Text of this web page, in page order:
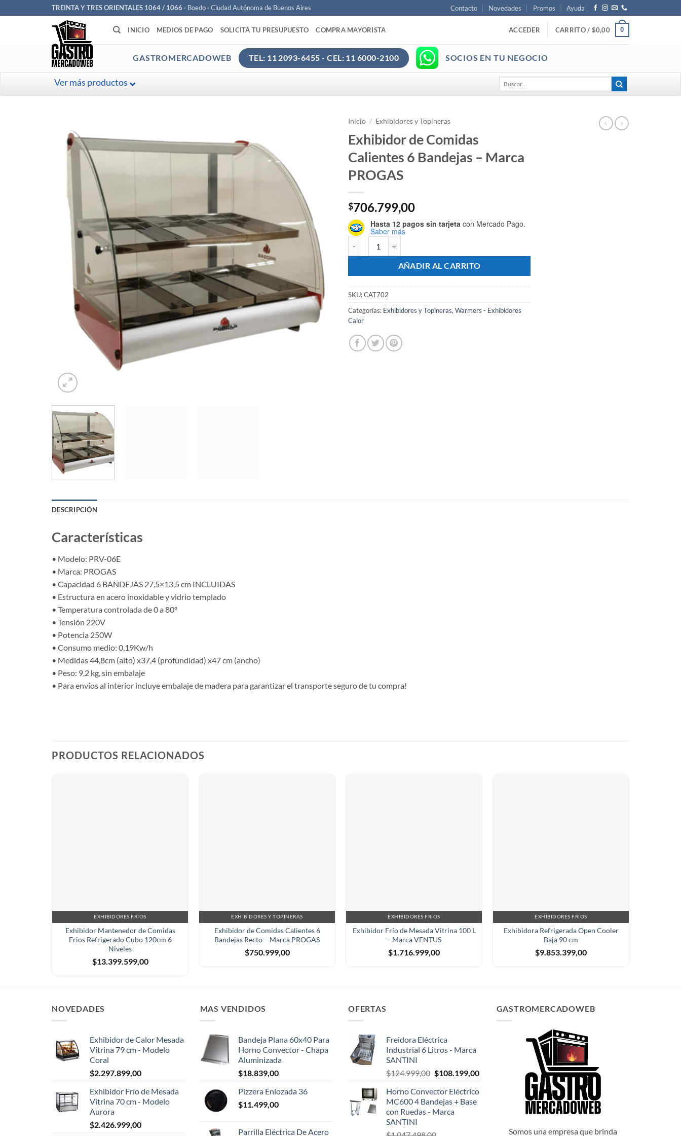
al
TREINTA Y TRES ORIENTALES 1064 / 1066 · Boedo · Ciudad Autónoma de Buenos Aires Contacto Novedades Promos Ayuda
INICIO MEDIOS DE PAGO SOLICITÁ TU PRESUPUESTO COMPRA MAYORISTA ACCEDER CARRITO / $0,00 0
GASTROMERCADOWEB TEL: 11 2093-6455 - CEL: 11 6000-2100 SOCIOS EN TU NEGOCIO
Ver más productos
por:
Inicio / Exhibidores y Topineras
Exhibidor de Comidas
Calientes 6 Bandejas – Marca
PROGAS
$706.799,00
Hasta 12 pagos sin tarjeta con Mercado Pago.
Saber más
AÑADIR AL CARRITO
SKU:CAT702
Categorías: Exhibidores y Topineras, Warmers - Exhibidores
Calor
DESCRIPCIÓN
Características
• Modelo: PRV-06E
• Marca: PROGAS
• Capacidad 6 BANDEJAS 27,5×13,5 cm INCLUIDAS
• Estructura en acero inoxidable y vidrio templado
• Temperatura controlada de 0 a 80º
• Tensión 220V
• Potencia 250W
• Consumo medio: 0,19Kw/h
• Medidas 44,8cm (alto) x37,4 (profundidad) x47 cm (ancho)
• Peso: 9,2 kg, sin embalaje
• Para envíos al interior incluye embalaje de madera para garantizar el transporte seguro de tu compra!
PRODUCTOS RELACIONADOS
EXHIBIDORES FRÍOS
Exhibidor Mantenedor de Comidas
Frios Refrigerado Cubo 120cm 6
Niveles
$13.399.599,00
EXHIBIDORES Y TOPINERAS
Exhibidor de Comidas Calientes 6
Bandejas Recto – Marca PROGAS
$750.999,00
EXHIBIDORES FRÍOS
Exhibidor Frío de Mesada Vitrina 100 L
– Marca VENTUS
$1.716.999,00
EXHIBIDORES FRÍOS
Exhibidora Refrigerada Open Cooler
Baja 90 cm
$9.853.399,00
NOVEDADES
Exhibidor de Calor Mesada
Vitrina 79 cm - Modelo
Coral
$2.297.899,00
Exhibidor Frío de Mesada
Vitrina 70 cm - Modelo
Aurora
$2.426.999,00
MAS VENDIDOS
Bandeja Plana 60x40 Para
Horno Convector - Chapa
Aluminizada
$18.839,00
Pizzera Enlozada 36
$11.499,00
Parrilla Eléctrica De Acero
OFERTAS
Freidora Eléctrica
Industrial 6 Litros - Marca
SANTINI
$124.999,00 El
original
era:
$124.999,00.
$108.199,00El
actual
Horno Convector Eléctrico
MC600 4 Bandejas + Base
con Ruedas - Marca
SANTINI
GASTROMERCADOWEB
Somos una empresa que brinda